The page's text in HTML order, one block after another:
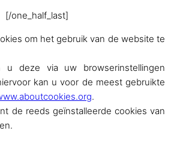
[/one_half_last]
om het gebruik van de website te
u deze via uw browserinstellingen
kan u voor de meest gebruikte
.
de reeds geïnstalleerde cookies van